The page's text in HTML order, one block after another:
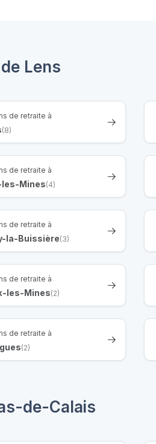
Lens
de retraite à
(8)
de retraite à
les-Mines(4)
de retraite à
la-Buissière(3)
de retraite à
les-Mines(2)
de retraite à
(2)
de-Calais